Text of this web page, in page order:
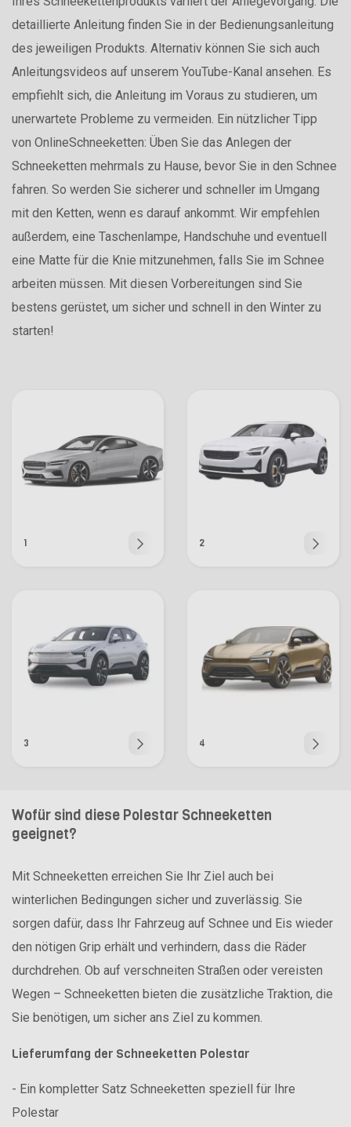
detaillierte Anleitung finden Sie in der Bedienungsanleitung
des jeweiligen Produkts. Alternativ können Sie sich auch
Anleitungsvideos auf unserem YouTube-Kanal ansehen. Es
empfiehlt sich, die Anleitung im Voraus zu studieren, um
unerwartete Probleme zu vermeiden. Ein nützlicher Tipp
von OnlineSchneeketten: Üben Sie das Anlegen der
Schneeketten mehrmals zu Hause, bevor Sie in den Schnee
fahren. So werden Sie sicherer und schneller im Umgang
mit den Ketten, wenn es darauf ankommt. Wir empfehlen
außerdem, eine Taschenlampe, Handschuhe und eventuell
eine Matte für die Knie mitzunehmen, falls Sie im Schnee
arbeiten müssen. Mit diesen Vorbereitungen sind Sie
bestens gerüstet, um sicher und schnell in den Winter zu
starten!
1 2
3 4
Wofür sind diese Polestar Schneeketten
geeignet?
Mit Schneeketten erreichen Sie Ihr Ziel auch bei
winterlichen Bedingungen sicher und zuverlässig. Sie
sorgen dafür, dass Ihr Fahrzeug auf Schnee und Eis wieder
den nötigen Grip erhält und verhindern, dass die Räder
durchdrehen. Ob auf verschneiten Straßen oder vereisten
Wegen – Schneeketten bieten die zusätzliche Traktion, die
Sie benötigen, um sicher ans Ziel zu kommen.
Lieferumfang der Schneeketten Polestar
- Ein kompletter Satz Schneeketten speziell für Ihre
Polestar